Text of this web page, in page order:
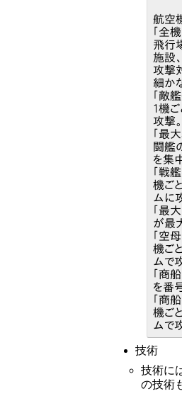
航空
「全
飛行
施設
攻撃
細か
「敵
1機
攻撃。
「最
闘艦
を集
「戦
機ご
ムに
「最
が最
「空
機ご
ムで
「商
を番
「商
機ご
ムで
技術
技術に
の技術